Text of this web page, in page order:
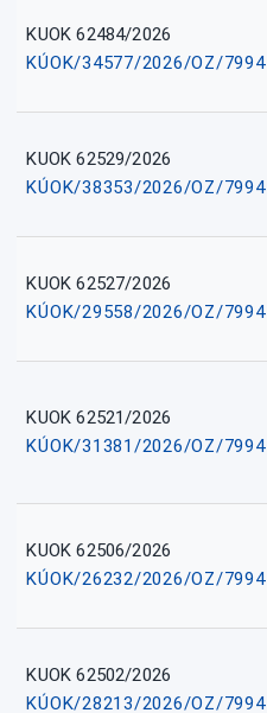
KUOK 62484/2026
KÚOK/34577/2026/OZ/7994
KUOK 62529/2026
KÚOK/38353/2026/OZ/7994
KUOK 62527/2026
KÚOK/29558/2026/OZ/7994
KUOK 62521/2026
KÚOK/31381/2026/OZ/7994
KUOK 62506/2026
KÚOK/26232/2026/OZ/7994
KUOK 62502/2026
KÚOK/28213/2026/OZ/7994